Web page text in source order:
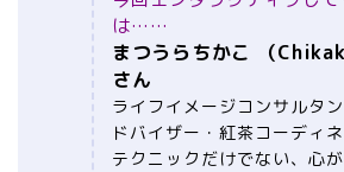
は……
まつうらちかこ
（
さん
ライフイメージコンサルタ
ドバイザー・紅茶コーディネ
テクニックだけでない、心